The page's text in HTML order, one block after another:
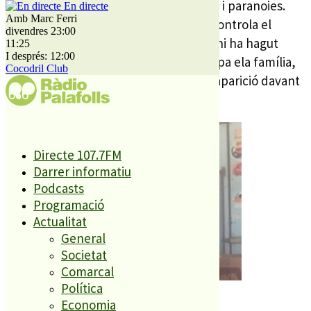
En directe
Amb Marc Ferri
divendres 23:00
11:25
I després: 12:00
Cocodril Club
Directe 107.7FM
Darrer informatiu
Podcasts
Programació
Actualitat
General
Societat
Comarcal
Política
Economia
que ja havia superat, té brots psicòtics i paranoies.
Des de la seva desaparició, la família controla el
compte bancari, però de moment no hi ha hagut
moviment de diners, cosa que preocupa ela família,
que ha presentat denúncia per la desaparició davant
dels Mossos.
El desaparegut a Malgrat.